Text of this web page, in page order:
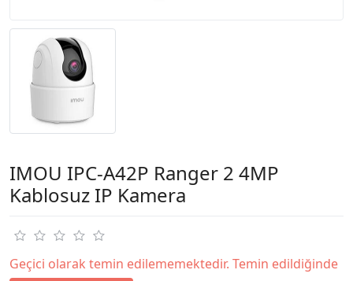
IMOU IPC-A42P Ranger 2 4MP
Kablosuz IP Kamera
Geçici olarak temin edilememektedir. Temin edildiğinde